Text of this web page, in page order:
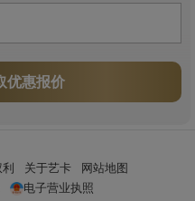
优惠报价
关于艺卡
网站地图
电子营业执照